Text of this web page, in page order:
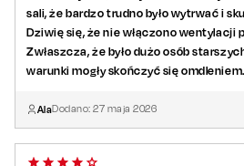
sali, że bardzo trudno było wytrwać i
Dziwię się, że nie włączono wentylacji
Zwłaszcza, że było dużo osób
warunki mogły skończyć się omdleniem.
AlaDodano:27 maja 2026